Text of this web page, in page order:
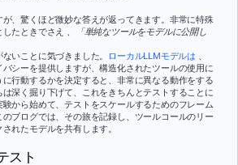
、驚くほど微妙な答えが返ってきます。非常に特殊
たときでさえ
、「単純なツールをモデルに公開し
いことに気づきました。 ローカルLLMモデルは
シーを提供しますが、構造化されたツールの使用に
行動するかを決定すると、非常に異なる動作をする
深く掘り下げて、これをきちんとテストすることに
から始めて、テストをスケールするためのフレーム
ブログでは、その旅を記録し、ツールコールのリー
れたモデルを共有します。
スト